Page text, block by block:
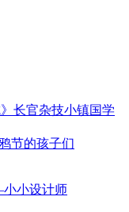
长官杂技小镇国学
节的孩子们
小设计师